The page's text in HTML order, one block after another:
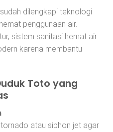
dilengkapi teknologi
penggunaan air.
sistem sanitasi hemat air
karena membantu
Toto yang
atau siphon jet agar